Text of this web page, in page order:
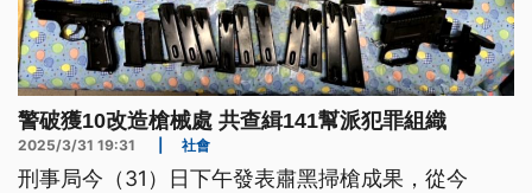
警破獲10改造槍械處 共查緝141幫派犯罪組織
2025/3/31 19:31 社會
刑事局今（31）日下午發表肅黑掃槍成果，從今